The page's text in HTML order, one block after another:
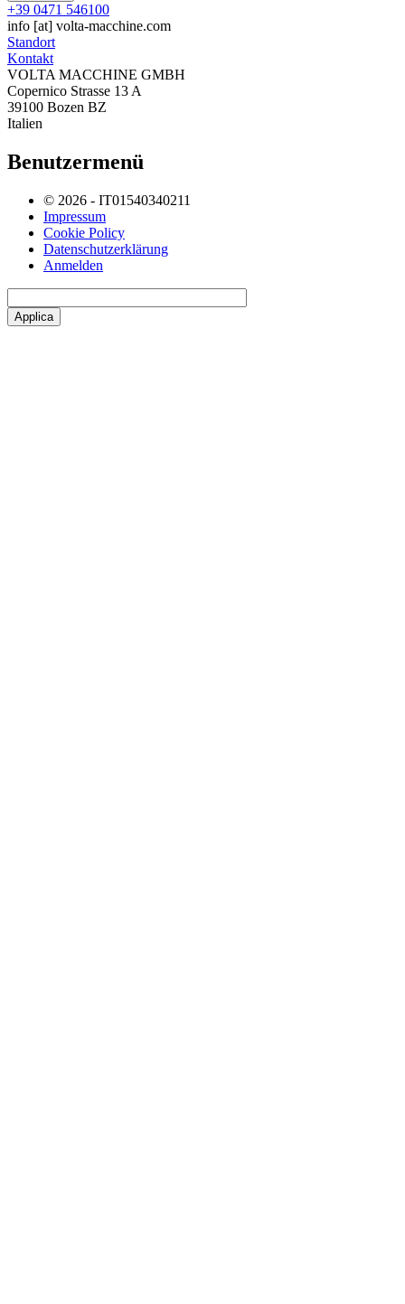
+39 0471 546100
info [at] volta-macchine.com
Standort
Kontakt
VOLTA MACCHINE GMBH
Copernico Strasse 13 A
39100 Bozen BZ
Italien
Benutzermenü
© 2026 - IT01540340211
Impressum
Cookie Policy
Datenschutzerklärung
Anmelden